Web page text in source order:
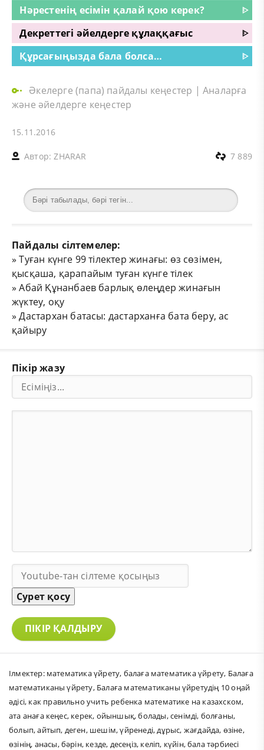
Нәрестенің есімін қалай қою керек?
ᐈ
Декреттегі әйелдерге құлаққағыс
ᐈ
Құрсағыңызда бала болса…
ᐈ
Әкелерге (папа) пайдалы кеңестер | Аналарға
және әйелдерге кеңестер
15.11.2016
Автор:ZHARAR 7 889
Пайдалы сілтемелер:
»Туған күнге 99 тілектер жинағы: өз сөзімен,
қысқаша, қарапайым туған күнге тілек
»Абай Құнанбаев барлық өлеңдер жинағын
жүктеу, оқу
»Дастархан батасы: дастарханға бата беру, ас
қайыру
Пікір жазу
Сурет қосу
ПІКІР ҚАЛДЫРУ
Ілмектер: математика үйрету, балаға математика үйрету, Балаға
математиканы үйрету, Балаға математиканы үйретудің 10 оңай
әдісі, как правильно учить ребенка математике на казахском,
ата анаға кеңес, керек, ойыншық,болады,сенімді, болғаны,
болып,айтып, деген, шешім,үйренеді,дұрыс, жағдайда, өзіне,
өзінің, анасы,бәрін, кезде, десеңіз, келіп, күйін,бала тәрбиесі